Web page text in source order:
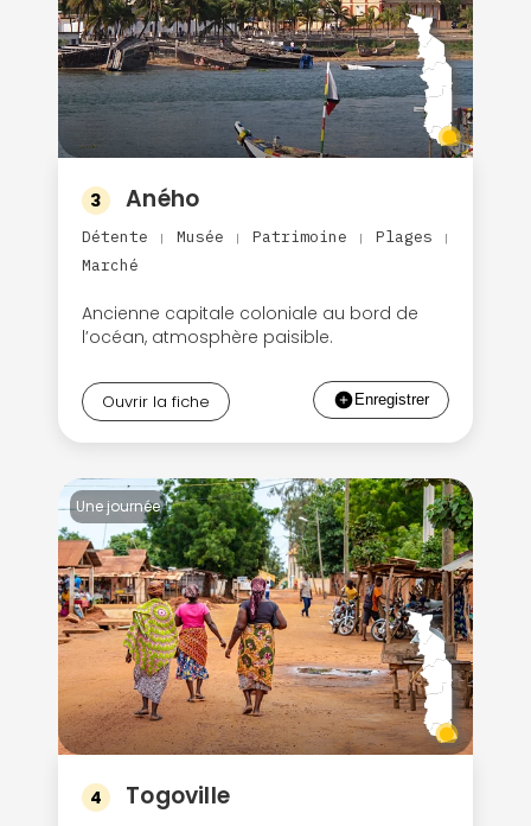
3 Aného
Détente | Musée | Patrimoine | Plages |
Marché
Ancienne capitale coloniale au bord de
l’océan, atmosphère paisible.
Ouvrir la fiche
Une journée
4 Togoville